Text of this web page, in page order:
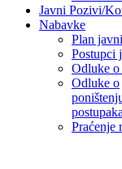
Javni Pozivi/
Nabavke
Plan
Postupci
Odluke o
Odluke o
postupaka
Praćenje